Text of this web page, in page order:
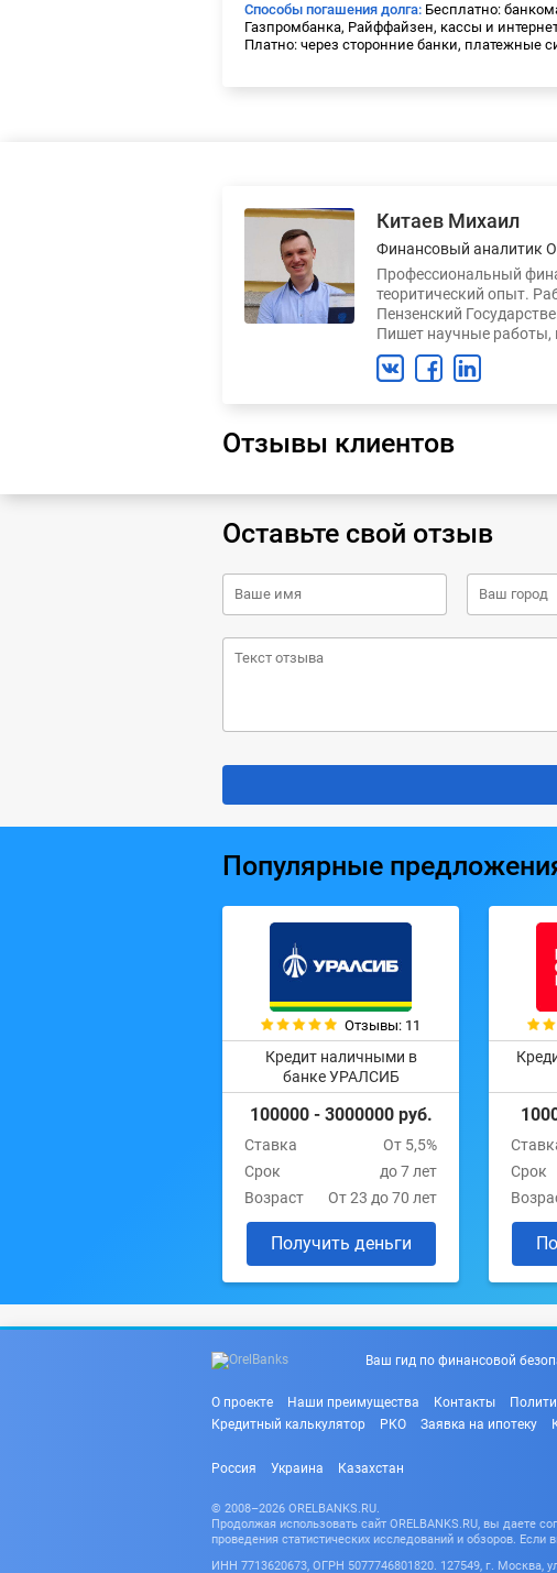
Способы погашения долга: Бесплатно:
Газпромбанка, Райффайзен, кассы и
Платно: через сторонние банки, платежные
Китаев Михаил
Финансовый аналитик
Профессиональный
теоритический опыт.
Пензенский
Пишет научные работы,
Отзывы клиентов
Оставьте свой отзыв
Популярные
Отзывы: 11
Кредит наличными в
банке УРАЛСИБ
100000 - 3000000 руб.
Ставка
От 5,5%
Срок
до 7 лет
Возраст
От 23 до 70 лет
Получить деньги
Срок
Ваш гид по финансовой
О проекте Наши преимущества Контакты
Кредитный калькулятор
РКО Заявка на ипотеку
Россия Украина Казахстан
© 2008–2026 ORELBANKS.RU.
Продолжая использовать сайт ORELBANKS.RU, вы даете
проведения статистических исследований и обзоров.
ИНН 7713620673, ОГРН 5077746801820. 127549, г. Москва,